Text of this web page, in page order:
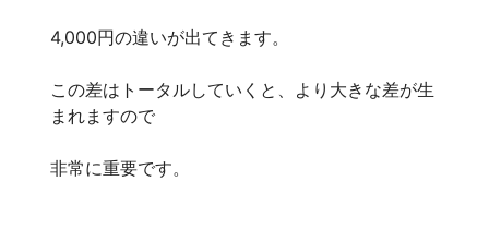
4,000円の違いが出てきます。
この差はトータルしていくと、より大きな差が生
まれますので
非常に重要です。